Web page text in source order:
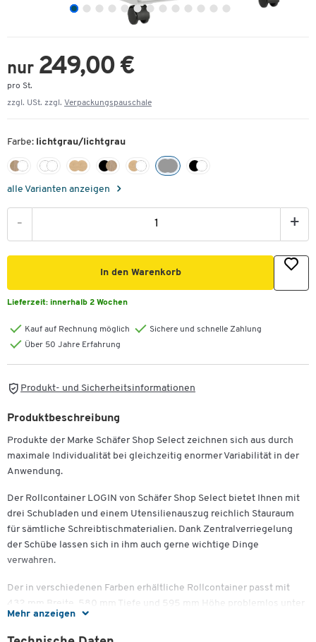
nur 249,00 €
pro St.
zzgl. USt. zzgl. Verpackungspauschale
Farbe: lichtgrau/lichtgrau
alle Varianten anzeigen
- +
In den Warenkorb
Lieferzeit: innerhalb 2 Wochen
Kauf auf Rechnung möglich
Sichere und schnelle Zahlung
Über 50 Jahre Erfahrung
Produkt- und Sicherheitsinformationen
Mehr anzeigen
Produktbeschreibung
Produkte der Marke Schäfer Shop Select zeichnen sich aus durch
maximale Individualität bei gleichzeitig enormer Variabilität in der
Anwendung.
Der Rollcontainer LOGIN von Schäfer Shop Select bietet Ihnen mit
drei Schubladen und einem Utensilienauszug reichlich Stauraum
für sämtliche Schreibtischmaterialien. Dank Zentralverriegelung
der Schübe lassen sich in ihm auch gerne wichtige Dinge
verwahren.
Der in verschiedenen Farben erhältliche Rollcontainer passt mit
432 mm Breite, 580 mm Tiefe und 595 mm Höhe problemlos unter
Ihren Schreibtisch ohne Sie in Ihrer Beinfreiheit zu beschränken;
dabei bietet er ausreichend Platz für alle Ihre Arbeitsutensilien, die